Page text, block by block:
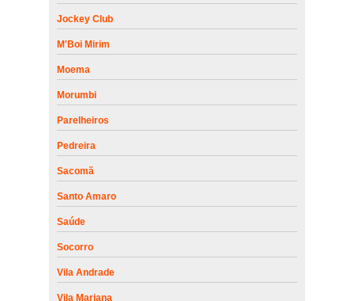
Jockey Club
M'Boi Mirim
Moema
Morumbi
Parelheiros
Pedreira
Sacomã
Santo Amaro
Saúde
Socorro
Vila Andrade
Vila Mariana